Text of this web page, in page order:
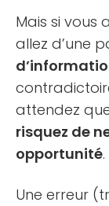
Mais si vous
allez d’une
attendez
risquez de
opportunité.
Une erreur